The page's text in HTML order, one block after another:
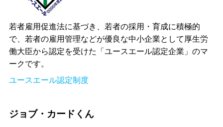
若者雇用促進法に基づき、若者の採用・育成に積極的
で、若者の雇用管理などが優良な中小企業として厚生労
働大臣から認定を受けた「ユースエール認定企業」のマ
ークです。
ユースエール認定制度
ジョブ・カードくん